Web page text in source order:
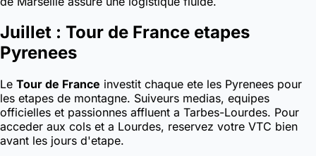
Juillet : Tour de France etapes
Pyrenees
Le Tour de France investit chaque ete les Pyrenees pour
les etapes de montagne. Suiveurs medias, equipes
officielles et passionnes affluent a Tarbes-Lourdes. Pour
acceder aux cols et a Lourdes, reservez votre VTC bien
avant les jours d'etape.